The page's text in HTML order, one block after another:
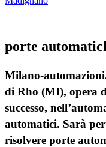
porte
Milano-
di Rho (MI), opera
successo,
automatici. Sarà
risolvere porte